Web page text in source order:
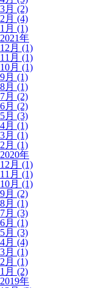
3月 (2)
2月 (4)
1月 (1)
2021年
12月 (1)
11月 (1)
10月 (1)
9月 (1)
8月 (1)
7月 (2)
6月 (2)
5月 (3)
4月 (1)
3月 (1)
2月 (1)
2020年
12月 (1)
11月 (1)
10月 (1)
9月 (2)
8月 (1)
7月 (3)
6月 (1)
5月 (3)
4月 (4)
3月 (1)
2月 (1)
1月 (2)
2019年